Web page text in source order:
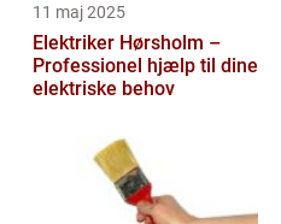
11 maj 2025
Elektriker Hørsholm –
Professionel hjælp til dine
elektriske behov